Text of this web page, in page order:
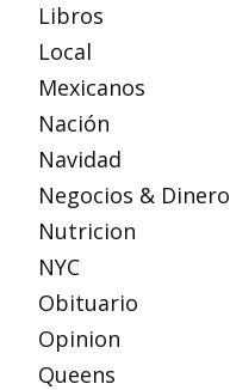
Libros
Local
Mexicanos
Nación
Navidad
Negocios & Dinero
Nutricion
NYC
Obituario
Opinion
Queens